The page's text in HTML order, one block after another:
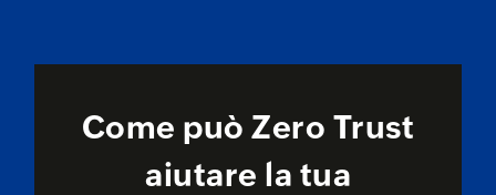
Come può Zero Trust
aiutare la tua